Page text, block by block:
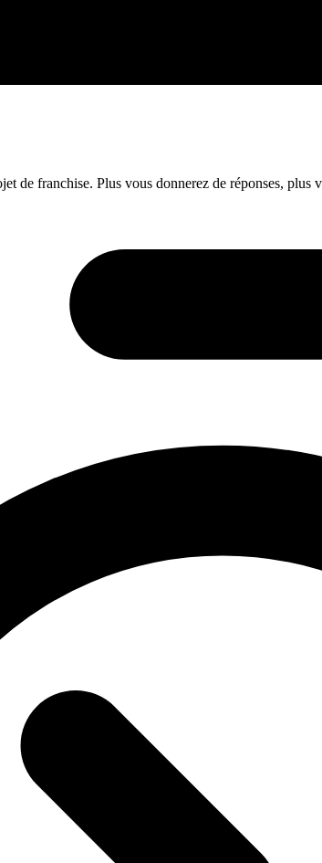
de franchise. Plus vous donnerez de réponses, plus